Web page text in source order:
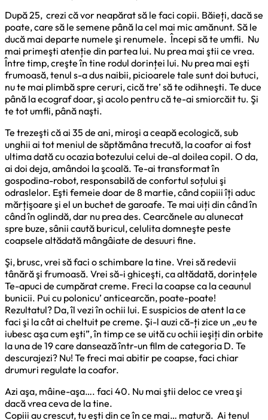
După 25, crezi că vor neapărat să le faci copii. Băieți, dacă se
poate, care să le semene până la cel mai mic amănunt. Să le
ducă mai departe numele şi renumele. Începi să te umfli. Nu
mai primeşti atenție din partea lui. Nu prea mai ştii ce vrea.
Între timp, creşte în tine rodul dorinței lui. Nu prea mai eşti
frumoasă, tenul s-a dus naibii, picioarele tale sunt doi butuci,
nu te mai plimbă spre ceruri, cică tre’ să te odihneşti. Te duce
până la ecograf doar, şi acolo pentru că te-ai smiorcăit tu. Şi
te tot umfli, până naşti.
Te trezeşti că ai 35 de ani, miroşi a ceapă ecologică, sub
unghii ai tot meniul de săptămâna trecută, la coafor ai fost
ultima dată cu ocazia botezului celui de-al doilea copil. O da,
ai doi deja, amândoi la şcoală. Te-ai transformat în
gospodina-robot, responsabilă de confortul soțului şi
odraslelor. Eşti femeie doar de 8 martie, când copiii îți aduc
mărțişoare şi el un buchet de garoafe. Te mai uiți din când în
când în oglindă, dar nu prea des. Cearcănele au alunecat
spre buze, sânii caută buricul, celulita domneşte peste
coapsele altădată mângâiate de desuuri fine.
Şi, brusc, vrei să faci o schimbare la tine. Vrei să redevii
tânără şi frumoasă. Vrei să-i ghiceşti, ca altădată, dorințele
Te-apuci de cumpărat creme. Freci la coapse ca la ceaunul
bunicii. Pui cu polonicu’ anticearcăn, poate-poate!
Rezultatul? Da, îl vezi în ochii lui. E suspicios de atent la ce
faci şi la cât ai cheltuit pe creme. Şi-l auzi că-ți zice un „eu te
iubesc aşa cum eşti”, în timp ce se uită cu ochii ieşiți din orbite
la una de 19 care dansează într-un film de categoria D. Te
descurajezi? Nu! Te freci mai abitir pe coapse, faci chiar
drumuri regulate la coafor.
Azi aşa, mâine-aşa…. faci 40. Nu mai ştii deloc ce vrea şi
dacă vrea ceva de la tine.
Copiii au crescut, tu eşti din ce în ce mai… matură. Ai tenul